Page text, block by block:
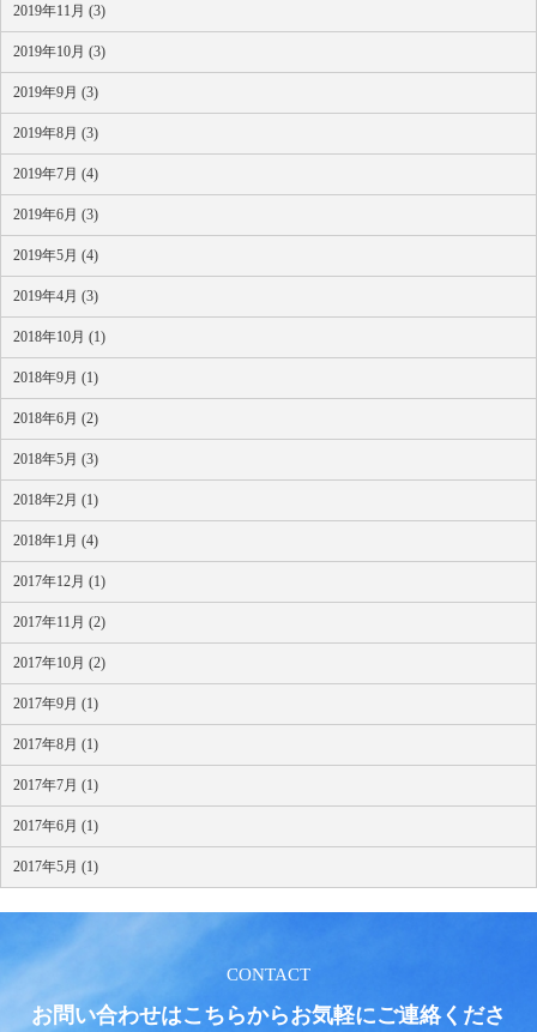
2019年11月 (3)
2019年10月 (3)
2019年9月 (3)
2019年8月 (3)
2019年7月 (4)
2019年6月 (3)
2019年5月 (4)
2019年4月 (3)
2018年10月 (1)
2018年9月 (1)
2018年6月 (2)
2018年5月 (3)
2018年2月 (1)
2018年1月 (4)
2017年12月 (1)
2017年11月 (2)
2017年10月 (2)
2017年9月 (1)
2017年8月 (1)
2017年7月 (1)
2017年6月 (1)
2017年5月 (1)
CONTACT
お問い合わせはこちらからお気軽にご連絡くださ